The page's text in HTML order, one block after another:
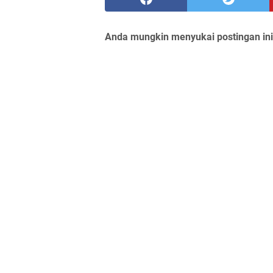
Anda mungkin menyukai postingan